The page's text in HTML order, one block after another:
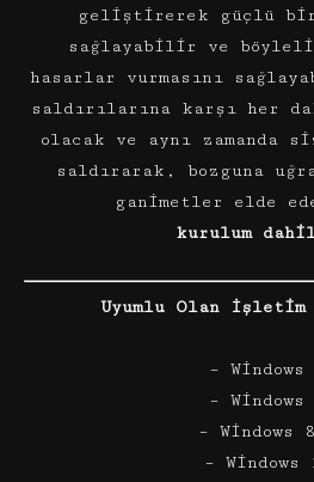
geliştirerek güçlü bir
sağlayabilir ve
hasarlar vurmasını
saldırılarına karşı her
olacak ve aynı zamanda
saldırarak, bozguna
ganimetler elde
kurulum
Uyumlu Olan
– Windows
– Windows
– Windows
– Windows